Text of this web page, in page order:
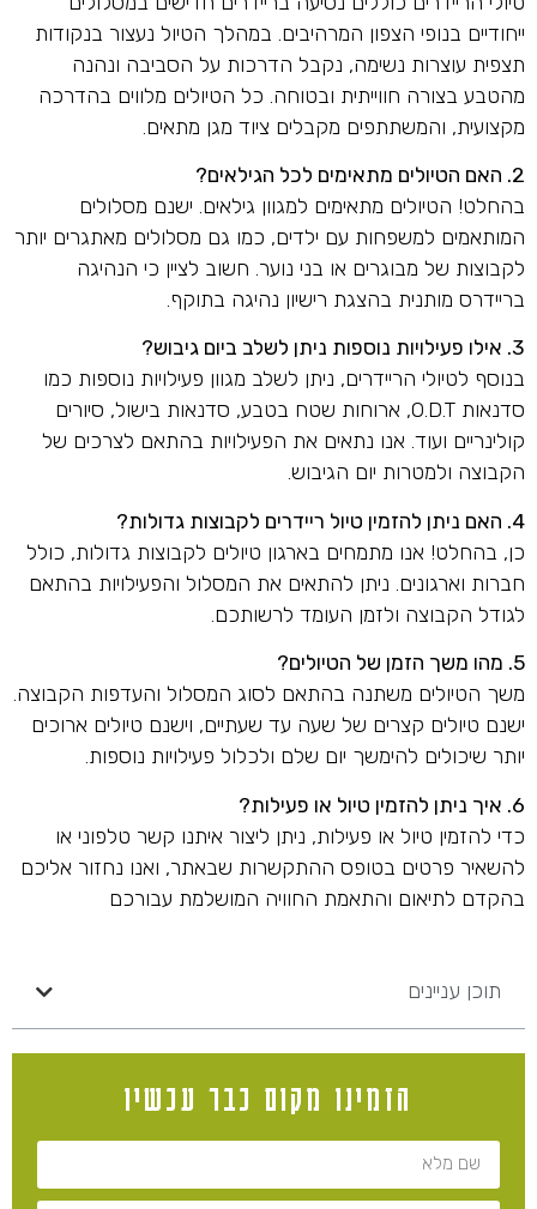
ייחודיים בנופי הצפון המרהיבים. במהלך הטיול נעצור בנקודות
תצפית עוצרות נשימה, נקבל הדרכות על הסביבה ונהנה
מהטבע בצורה חווייתית ובטוחה. כל הטיולים מלווים בהדרכה
מקצועית, והמשתתפים מקבלים ציוד מגן מתאים.
2. האם הטיולים מתאימים לכל הגילאים?
בהחלט! הטיולים מתאימים למגוון גילאים. ישנם מסלולים
המותאמים למשפחות עם ילדים, כמו גם מסלולים מאתגרים יותר
לקבוצות של מבוגרים או בני נוער. חשוב לציין כי הנהיגה
בריידרס מותנית בהצגת רישיון נהיגה בתוקף.
3. אילו פעילויות נוספות ניתן לשלב ביום גיבוש?
בנוסף לטיולי הריידרים, ניתן לשלב מגוון פעילויות נוספות כמו
סדנאות O.D.T, ארוחות שטח בטבע, סדנאות בישול, סיורים
קולינריים ועוד. אנו נתאים את הפעילויות בהתאם לצרכים של
הקבוצה ולמטרות יום הגיבוש.
4. האם ניתן להזמין טיול ריידרים לקבוצות גדולות?
כן, בהחלט! אנו מתמחים בארגון טיולים לקבוצות גדולות, כולל
חברות וארגונים. ניתן להתאים את המסלול והפעילויות בהתאם
לגודל הקבוצה ולזמן העומד לרשותכם.
5. מהו משך הזמן של הטיולים?
משך הטיולים משתנה בהתאם לסוג המסלול והעדפות הקבוצה.
ישנם טיולים קצרים של שעה עד שעתיים, וישנם טיולים ארוכים
יותר שיכולים להימשך יום שלם ולכלול פעילויות נוספות.
6. איך ניתן להזמין טיול או פעילות?
כדי להזמין טיול או פעילות, ניתן ליצור איתנו קשר טלפוני או
להשאיר פרטים בטופס ההתקשרות שבאתר, ואנו נחזור אליכם
בהקדם לתיאום והתאמת החוויה המושלמת עבורכם
תוכן עניינים
הזמינו מקום כבר עכשיו